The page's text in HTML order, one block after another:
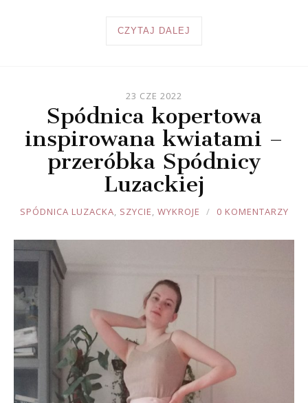
CZYTAJ DALEJ
23 CZE 2022
Spódnica kopertowa
inspirowana kwiatami –
przeróbka Spódnicy
Luzackiej
JOULE
SPÓDNICA LUZACKA, SZYCIE, WYKROJE 0 KOMENTARZY